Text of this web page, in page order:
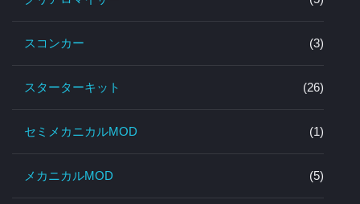
スコンカー (3)
スターターキット (26)
セミメカニカルMOD (1)
メカニカルMOD (5)